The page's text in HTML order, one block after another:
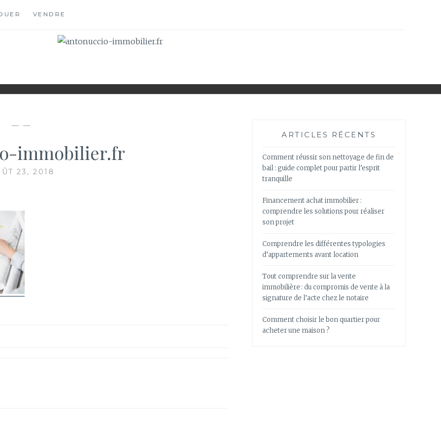
VENDRE
— —
immobilier.fr
23, 2018
ARTICLES RÉCENTS
Comment réussir son nettoyage de fin de
bail : guide complet pour partir l’esprit
tranquille
Financement achat immobilier :
comprendre les solutions pour réaliser
son projet
Comprendre les différentes typologies
d’appartements avant location
Tout comprendre sur la vente
immobilière : du compromis de vente à la
signature de l’acte chez le notaire
Comment choisir le bon quartier pour
acheter une maison ?